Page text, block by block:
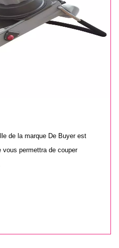
de la marque De Buyer est
permettra de couper